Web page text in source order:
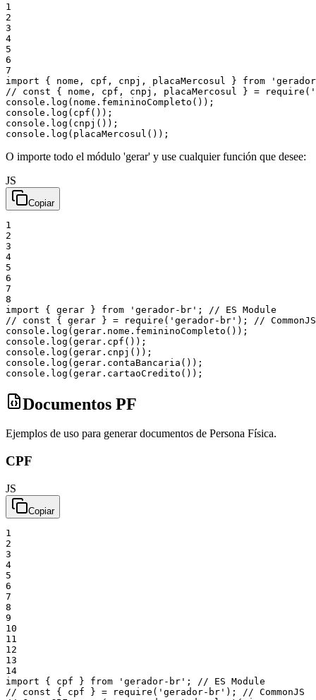
1
2
3
4
5
6
7
import
{ nome , cpf , cnpj , placaMercosul } from
// const { nome, cpf, cnpj, placaMercosul } =
console . log ( nome . femininoCompleto ( ) ) ;
console . log ( cpf ( ) ) ;
console . log ( cnpj ( ) ) ;
console . log ( placaMercosul ( ) ) ;
O importe todo el módulo 'gerar' y use cualquier función que desee:
JS
Copiar
1
2
3
4
5
6
7
8
import
{ gerar } from 'gerador-br' ;
// ES Module
// const { gerar } = require('gerador-br'); // CommonJS
console . log (gerar . nome . femininoCompleto ( ) ) ;
console . log (gerar . cpf ( ) ) ;
console . log (gerar . cnpj ( ) ) ;
console . log (gerar . contaBancaria ( ) ) ;
console . log (gerar . cartaoCredito ( ) ) ;
Documentos PF
Ejemplos de uso para generar documentos de Persona Física.
CPF
JS
Copiar
1
2
3
4
5
6
7
8
9
10
11
12
13
14
import
{ cpf } from 'gerador-br' ;
// ES Module
// const { cpf } = require('gerador-br'); // CommonJS